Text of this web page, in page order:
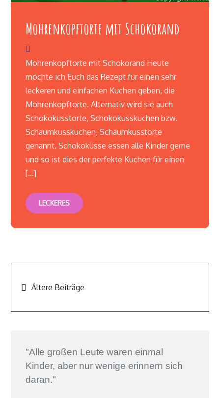
Mohrenkopftorte mit Schokorand
Mohrenkopftorte mit Schokorand Heute
möchte ich Euch das Rezept für einen sehr
leckeren und einfachen Kuchen geben, die
Mohrenkopftorte. Alternativ wird sie auch
Schokokusstorte, Schokokusskuchen bzw.
Schaumkusskuchen, Schaumkusstorte
genannt. Schokoküsse essen alle Kinder gerne
und so ist dies der perfekte Kuchen für einen
[…]
LECKERES
Beitragsnavigation
Ältere Beiträge
"Alle großen Leute waren einmal
Kinder, aber nur wenige erinnern sich
daran."